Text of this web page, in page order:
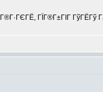
ГЇГ®Г±ГІГ ГўГЁГў